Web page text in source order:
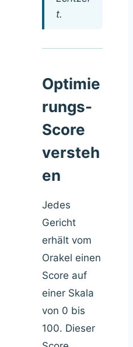
t.
Optimie
rungs-
Score
versteh
en
Jedes
Gericht
erhält vom
Orakel einen
Score auf
einer Skala
von 0 bis
100. Dieser